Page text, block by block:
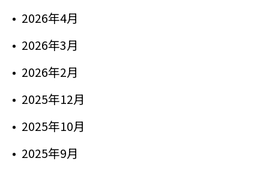
2026年4月
2026年3月
2026年2月
2025年12月
2025年10月
2025年9月